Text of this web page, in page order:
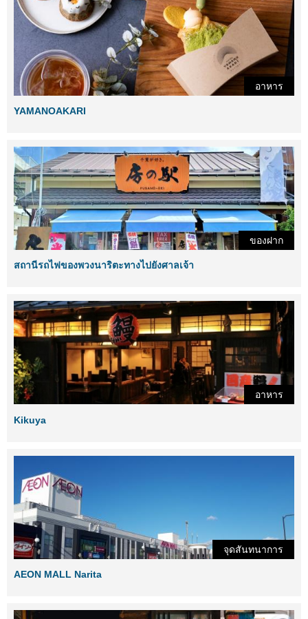
อาหาร
YAMANOAKARI
ของฝาก
สถานีรถไฟของพวงนาริตะทางไปยังศาลเจ้า
อาหาร
Kikuya
จุดสันทนาการ
AEON MALL Narita